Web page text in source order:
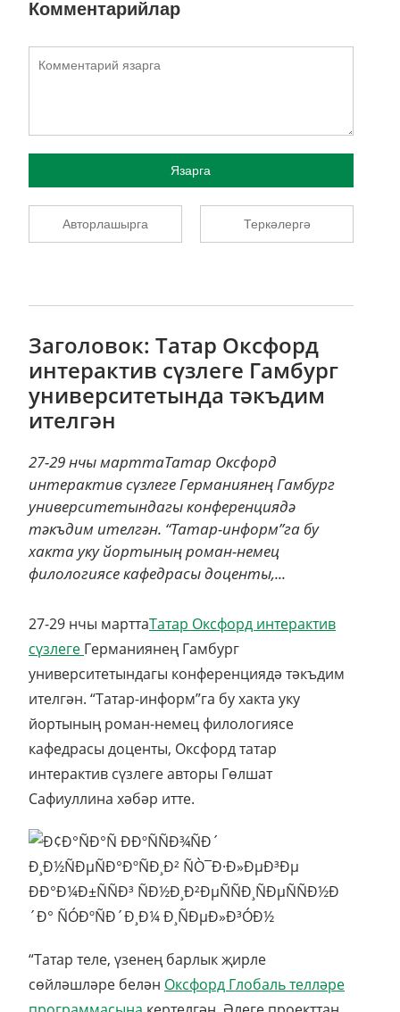
Комментарийлар
Язарга
Авторлашырга Теркәлергә
Заголовок: Татар Оксфорд
интерактив сүзлеге Гамбург
университетында тәкъдим
ителгән
27-29 нчы марттаТатар Оксфорд
интерактив сүзлеге Германиянең Гамбург
университетындагы конференциядә
тәкъдим ителгән. “Татар-информ”га бу
хакта уку йортының роман-немец
филологиясе кафедрасы доценты,...
27-29 нчы марттаТатар Оксфорд интерактив
сүзлеге Германиянең Гамбург
университетындагы конференциядә тәкъдим
ителгән. “Татар-информ”га бу хакта уку
йортының роман-немец филологиясе
кафедрасы доценты, Оксфорд татар
интерактив сүзлеге авторы Гөлшат
Сафиуллина хәбәр итте.
“Татар теле, үзенең барлык җирле
сөйләшләре белән Оксфорд Глобаль телләре